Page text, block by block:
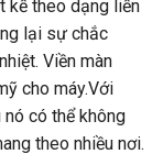
kế theo dạng liền
lại sự chắc
Viền màn
cho máy.Với
có thể không
theo nhiều nơi.